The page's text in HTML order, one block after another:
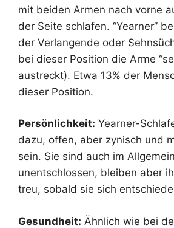
mit beiden Armen nach vorne
der Seite schlafen. “Yearner”
der Verlangende oder
bei dieser Position die Arme
austreckt). Etwa 13% der
dieser Position.
Persönlichkeit: Yearner-
dazu, offen, aber zynisch und
sein. Sie sind auch im
unentschlossen, bleiben aber
treu, sobald sie sich
Gesundheit: Ähnlich wie bei